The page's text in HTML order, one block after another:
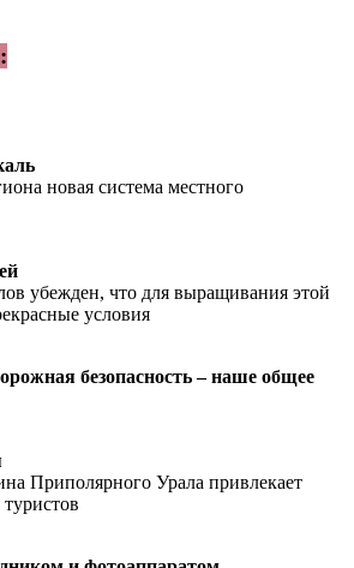
новая система местного
убежден, что для выращивания этой
условия
безопасность – наше общее
Приполярного Урала привлекает